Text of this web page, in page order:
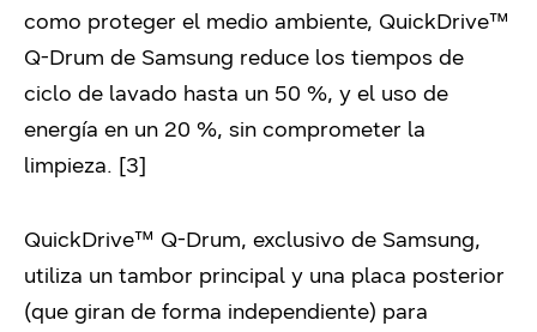
como proteger el medio ambiente, QuickDrive™
Q-Drum de Samsung reduce los tiempos de
ciclo de lavado hasta un 50 %, y el uso de
energía en un 20 %, sin comprometer la
limpieza. [3]
QuickDrive™ Q-Drum, exclusivo de Samsung,
utiliza un tambor principal y una placa posterior
(que giran de forma independiente) para